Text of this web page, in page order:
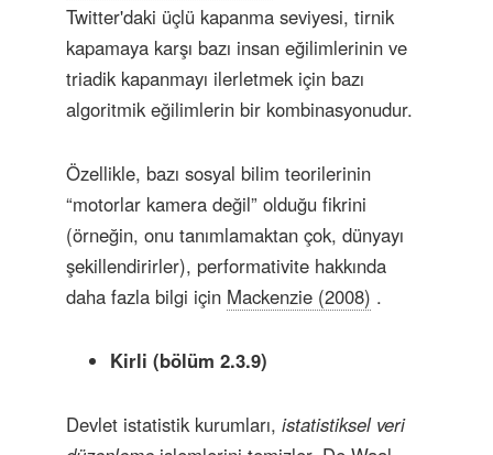
Twitter'daki üçlü kapanma seviyesi, tirnik
kapamaya karşı bazı insan eğilimlerinin ve
triadik kapanmayı ilerletmek için bazı
algoritmik eğilimlerin bir kombinasyonudur.
Özellikle, bazı sosyal bilim teorilerinin
“motorlar kamera değil” olduğu fikrini
(örneğin, onu tanımlamaktan çok, dünyayı
şekillendirirler), performativite hakkında
daha fazla bilgi için Mackenzie (2008) .
Kirli (bölüm 2.3.9)
Devlet istatistik kurumları, istatistiksel veri